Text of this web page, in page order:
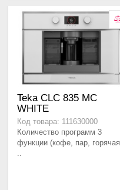
Teka CLC 835 MC
WHITE
Код товара: 111630000
Количество программ 3
функции (кофе, пар, горячая